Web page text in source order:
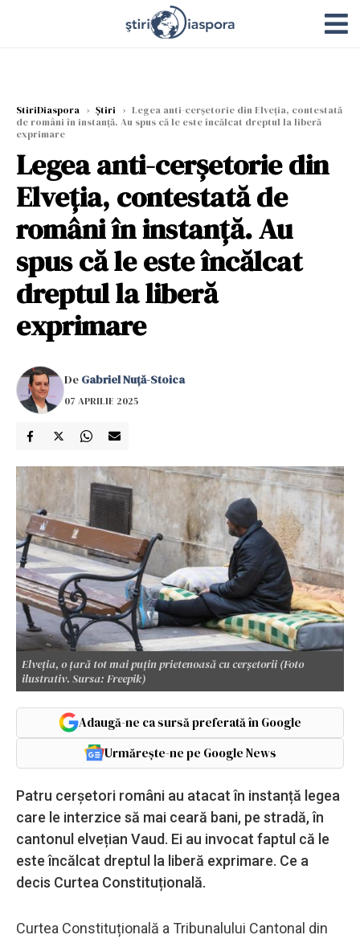
StiriDiaspora › Știri › Legea anti-cerșetorie din Elveția, contestată
de români în instanță. Au spus că le este încălcat dreptul la liberă
exprimare
Legea anti-cerșetorie din
Elveția, contestată de
români în instanță. Au
spus că le este încălcat
dreptul la liberă
exprimare
De Gabriel Nuță-Stoica
07 APRILIE 2025
Elveția, o țară tot mai puțin prietenoasă cu cerșetorii (Foto
ilustrativ. Sursa: Freepik)
Adaugă-ne ca sursă preferată în Google
Urmărește-ne pe Google News
Patru cerșetori români au atacat în instanță legea
care le interzice să mai ceară bani, pe stradă, în
cantonul elvețian Vaud. Ei au invocat faptul că le
este încălcat dreptul la liberă exprimare. Ce a
decis Curtea Constituțională.
Curtea Constituțională a Tribunalului Cantonal din